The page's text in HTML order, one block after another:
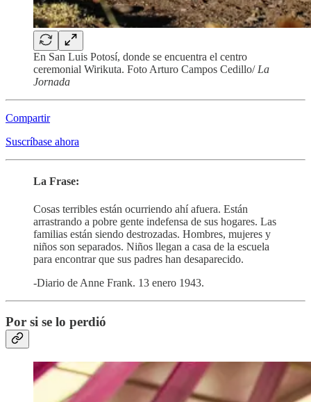
En San Luis Potosí, donde se encuentra el centro
ceremonial Wirikuta. Foto Arturo Campos Cedillo/ La
Jornada
Compartir
Suscríbase ahora
La Frase:
Cosas terribles están ocurriendo ahí afuera. Están
arrastrando a pobre gente indefensa de sus hogares. Las
familias están siendo destrozadas. Hombres, mujeres y
niños son separados. Niños llegan a casa de la escuela
para encontrar que sus padres han desaparecido.
-Diario de Anne Frank. 13 enero 1943.
Por si se lo perdió